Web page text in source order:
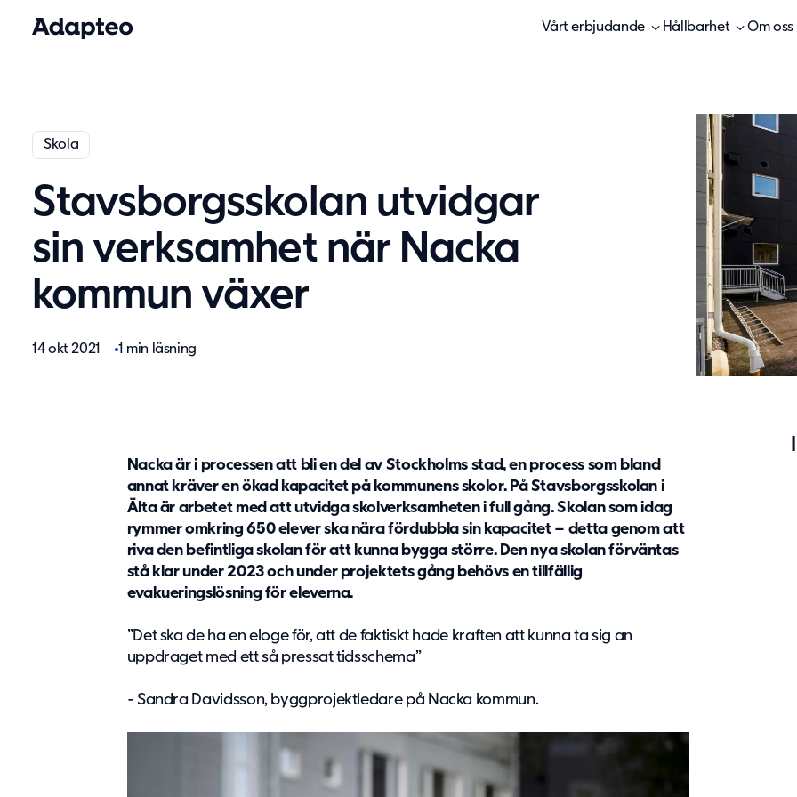
Vårt erbjudande Hållbarhet Om oss
Skola
Stavsborgsskolan utvidgar
sin verksamhet när Nacka
kommun växer
14 okt 2021 1 min läsning
Nacka är i processen att bli en del av Stockholms stad, en process som bland
annat kräver en ökad kapacitet på kommunens skolor. På Stavsborgsskolan i
Älta är arbetet med att utvidga skolverksamheten i full gång. Skolan som idag
rymmer omkring 650 elever ska nära fördubbla sin kapacitet – detta genom att
riva den befintliga skolan för att kunna bygga större. Den nya skolan förväntas
stå klar under 2023 och under projektets gång behövs en tillfällig
evakueringslösning för eleverna.
”Det ska de ha en eloge för, att de faktiskt hade kraften att kunna ta sig an
uppdraget med ett så pressat tidsschema”
- Sandra Davidsson, byggprojektledare på Nacka kommun.